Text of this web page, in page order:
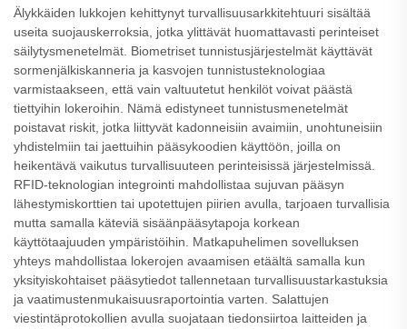
Älykkäiden lukkojen kehittynyt turvallisuusarkkitehtuuri sisältää
useita suojauskerroksia, jotka ylittävät huomattavasti perinteiset
säilytysmenetelmät. Biometriset tunnistusjärjestelmät käyttävät
sormenjälkiskanneria ja kasvojen tunnistusteknologiaa
varmistaakseen, että vain valtuutetut henkilöt voivat päästä
tiettyihin lokeroihin. Nämä edistyneet tunnistusmenetelmät
poistavat riskit, jotka liittyvät kadonneisiin avaimiin, unohtuneisiin
yhdistelmiin tai jaettuihin pääsykoodien käyttöön, joilla on
heikentävä vaikutus turvallisuuteen perinteisissä järjestelmissä.
RFID-teknologian integrointi mahdollistaa sujuvan pääsyn
lähestymiskorttien tai upotettujen piirien avulla, tarjoaen turvallisia
mutta samalla käteviä sisäänpääsytapoja korkean
käyttötaajuuden ympäristöihin. Matkapuhelimen sovelluksen
yhteys mahdollistaa lokerojen avaamisen etäältä samalla kun
yksityiskohtaiset pääsytiedot tallennetaan turvallisuustarkastuksia
ja vaatimustenmukaisuusraportointia varten. Salattujen
viestintäprotokollien avulla suojataan tiedonsiirtoa laitteiden ja